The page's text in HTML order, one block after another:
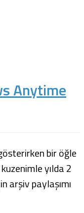
Anytime
bir öğle
yılda 2
arşiv paylaşımı